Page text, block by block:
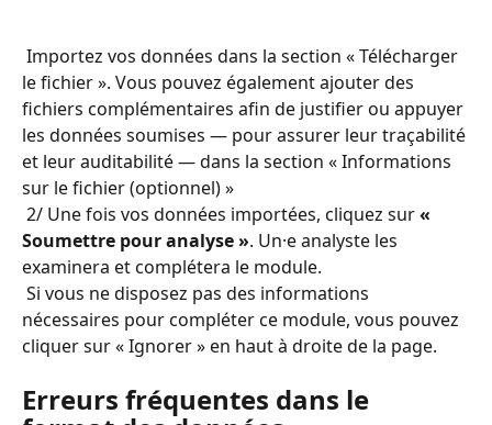
le fichier ». Vous pouvez également ajouter des
fichiers complémentaires afin de justifier ou appuyer
les données soumises — pour assurer leur traçabilité
et leur auditabilité — dans la section « Informations
sur le fichier (optionnel) »
2/ Une fois vos données importées, cliquez sur «
Soumettre pour analyse ». Un·e analyste les
examinera et complétera le module.
nécessaires pour compléter ce module, vous pouvez
cliquer sur « Ignorer » en haut à droite de la page.
Erreurs fréquentes dans le